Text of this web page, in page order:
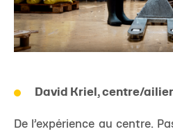
David Kriel, centre/ailier
De l’expérience au centre.